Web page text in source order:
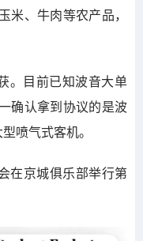
米、牛肉等农产品，
。目前已知波音大单
确认拿到协议的是波
喷气式客机。
在京城俱乐部举行第